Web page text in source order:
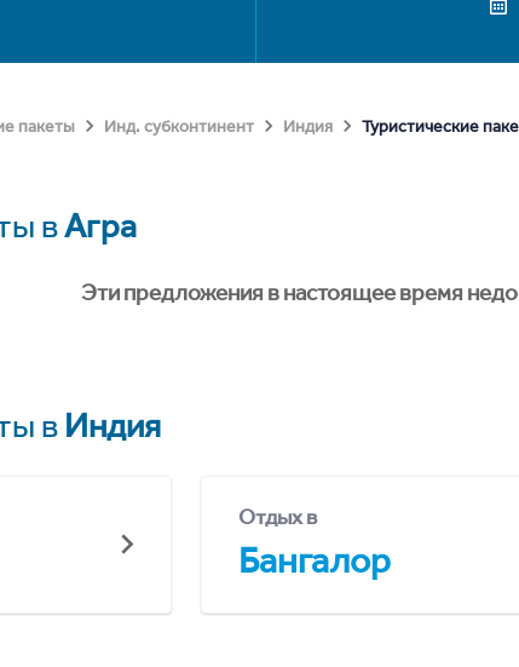
пакеты Инд. субконтинент Индия Туристические
вАгра
Эти предложения в настоящее время
в Индия
Отдых в
Бангалор